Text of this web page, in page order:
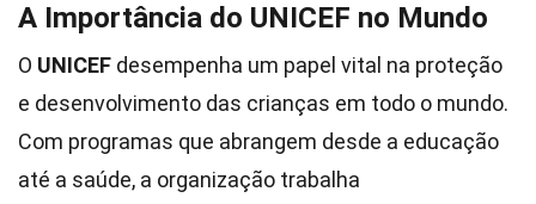
A Importância do UNICEF no Mundo
O UNICEF desempenha um papel vital na proteção
e desenvolvimento das crianças em todo o mundo.
Com programas que abrangem desde a educação
até a saúde, a organização trabalha